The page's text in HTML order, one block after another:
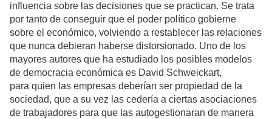
influencia sobre las decisiones que se practican. Se trata
por tanto de conseguir que el poder político gobierne
sobre el económico, volviendo a restablecer las relaciones
que nunca debieran haberse distorsionado. Uno de los
mayores autores que ha estudiado los posibles modelos
de democracia económica es David Schweickart,
para quien las empresas deberían ser propiedad de la
sociedad, que a su vez las cedería a ciertas asociaciones
de trabajadores para que las autogestionaran de manera